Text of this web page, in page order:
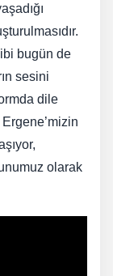
bugün de
sesini
dile
olarak